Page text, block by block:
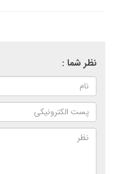
نظر شما :